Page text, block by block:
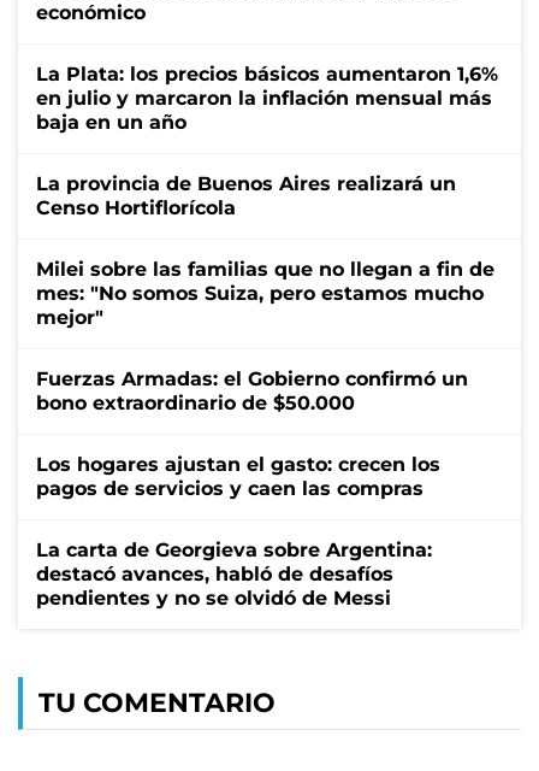
económico
La Plata: los precios básicos aumentaron 1,6%
en julio y marcaron la inflación mensual más
baja en un año
La provincia de Buenos Aires realizará un
Censo Hortiflorícola
Milei sobre las familias que no llegan a fin de
mes: "No somos Suiza, pero estamos mucho
mejor"
Fuerzas Armadas: el Gobierno confirmó un
bono extraordinario de $50.000
Los hogares ajustan el gasto: crecen los
pagos de servicios y caen las compras
La carta de Georgieva sobre Argentina:
destacó avances, habló de desafíos
pendientes y no se olvidó de Messi
TU COMENTARIO